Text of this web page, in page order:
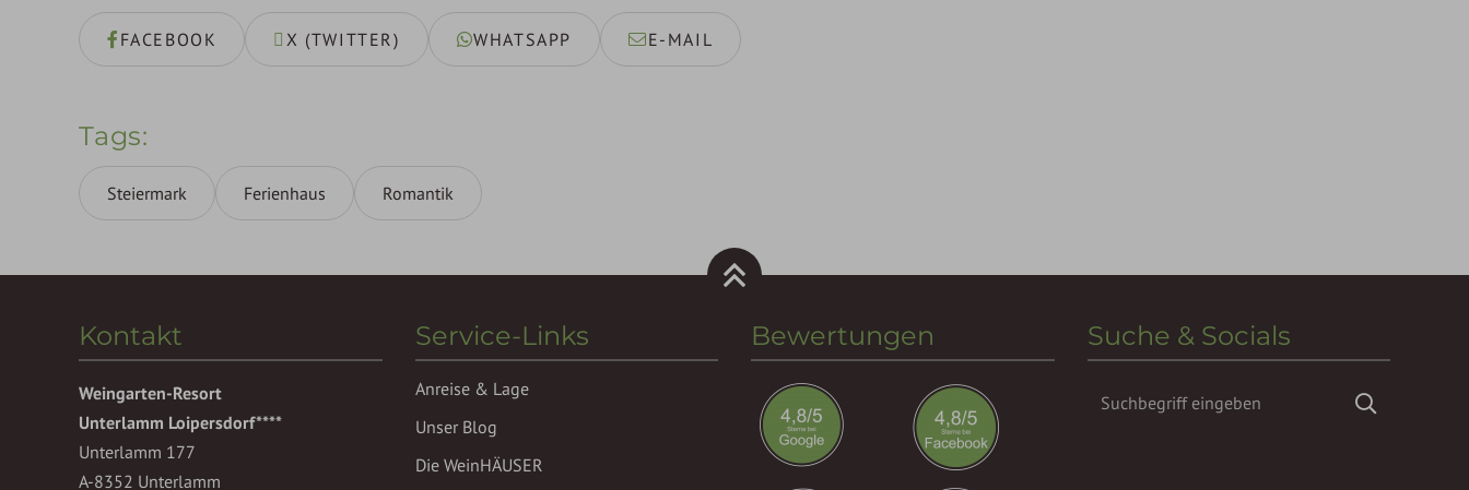
FACEBOOK X (TWITTER) WHATSAPP E-MAIL
Tags
Steiermark Ferienhaus Romantik
Kontakt
Weingarten-Resort
Unterlamm Loipersdorf****
Unterlamm 177
A-8352 Unterlamm
Service-Links
Anreise & Lage
Unser Blog
Die WeinHÄUSER
Bewertungen Suche & Socials
Suchbegriff